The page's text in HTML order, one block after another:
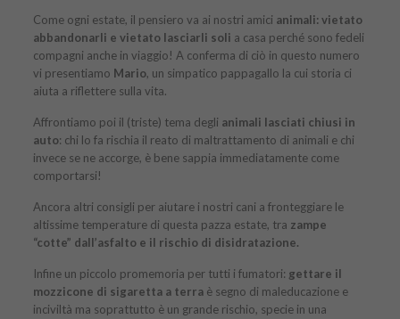
Come ogni estate, il pensiero va ai nostri amici animali: vietato
abbandonarli e vietato lasciarli soli a casa perché sono fedeli
compagni anche in viaggio! A conferma di ciò in questo numero
vi presentiamo Mario, un simpatico pappagallo la cui storia ci
aiuta a riflettere sulla vita.
Affrontiamo poi il (triste) tema degli animali lasciati chiusi in
auto: chi lo fa rischia il reato di maltrattamento di animali e chi
invece se ne accorge, è bene sappia immediatamente come
comportarsi!
Ancora altri consigli per aiutare i nostri cani a fronteggiare le
altissime temperature di questa pazza estate, tra zampe
“cotte” dall’asfalto e il rischio di disidratazione.
Infine un piccolo promemoria per tutti i fumatori: gettare il
mozzicone di sigaretta a terra è segno di maleducazione e
inciviltà ma soprattutto è un grande rischio, specie in una